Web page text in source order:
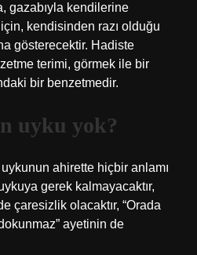
gazabıyla kendilerine
kendisinden razı olduğu
gösterecektir. Hadiste
terimi, görmek ile bir
bir benzetmedir.
uyku yok?
ahirette hiçbir anlamı
gerek kalmayacaktır,
çaresizlik olacaktır, “Orada
ayetinin de